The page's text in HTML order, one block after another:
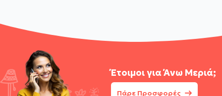
Έτοιμοι γιαΆνω Μεριά;
Πάρε Προσφορές